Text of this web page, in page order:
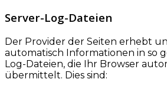
Server-Log-Dateien
Der Provider der Seiten erhebt
automatisch Informationen in so
Log-Dateien, die Ihr Browser
übermittelt. Dies sind: